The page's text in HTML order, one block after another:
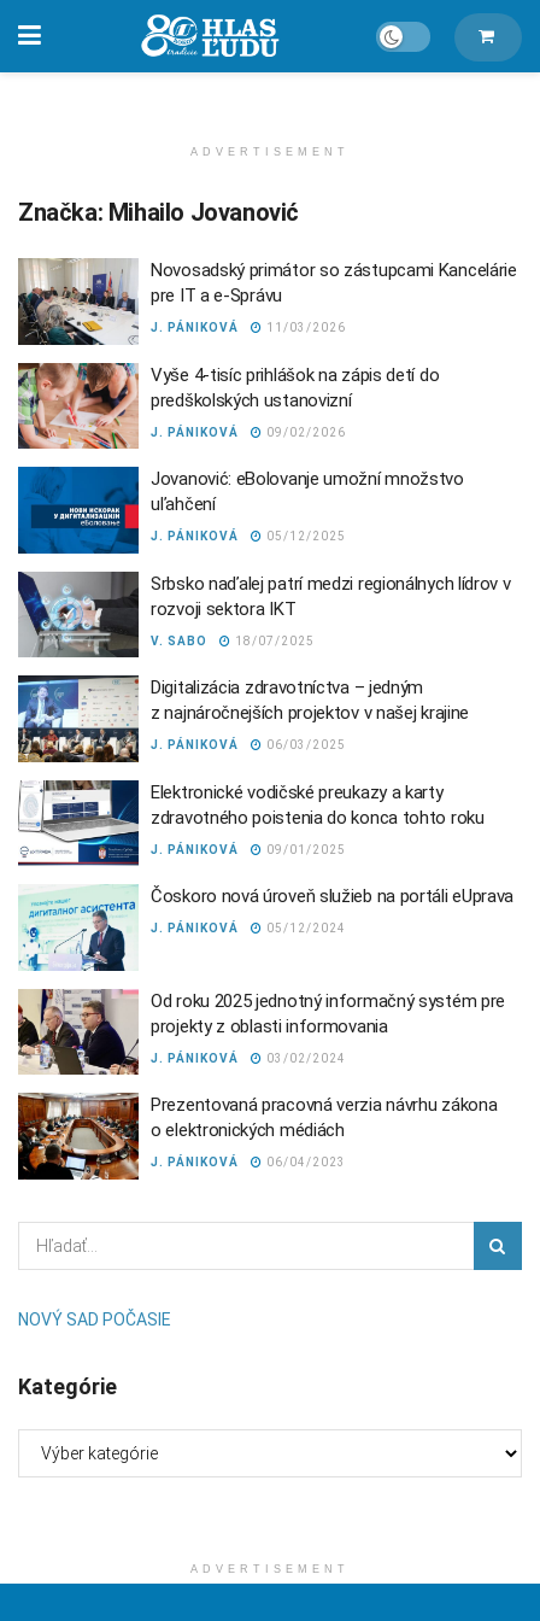
ADVERTISEMENT
Značka: Mihailo Jovanović
Novosadský primátor so zástupcami Kancelárie
pre IT a e-Správu
J. PÁNIKOVÁ 11/03/2026
Vyše 4-tisíc prihlášok na zápis detí do
predškolských ustanovizní
J. PÁNIKOVÁ 09/02/2026
Jovanović: eBolovanje umožní množstvo
uľahčení
J. PÁNIKOVÁ 05/12/2025
Srbsko naďalej patrí medzi regionálnych lídrov v
rozvoji sektora IKT
V. SABO 18/07/2025
Digitalizácia zdravotníctva – jedným
z najnáročnejších projektov v našej krajine
J. PÁNIKOVÁ 06/03/2025
Elektronické vodičské preukazy a karty
zdravotného poistenia do konca tohto roku
J. PÁNIKOVÁ 09/01/2025
Čoskoro nová úroveň služieb na portáli eUprava
J. PÁNIKOVÁ 05/12/2024
Od roku 2025 jednotný informačný systém pre
projekty z oblasti informovania
J. PÁNIKOVÁ 03/02/2024
Prezentovaná pracovná verzia návrhu zákona
o elektronických médiách
J. PÁNIKOVÁ 06/04/2023
NOVÝ SAD POČASIE
Kategórie
ADVERTISEMENT